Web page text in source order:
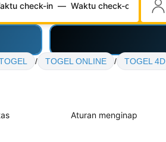
check-in — Waktu check-out
/ TOGEL ONLINE / TOGEL 4D
Aturan menginap